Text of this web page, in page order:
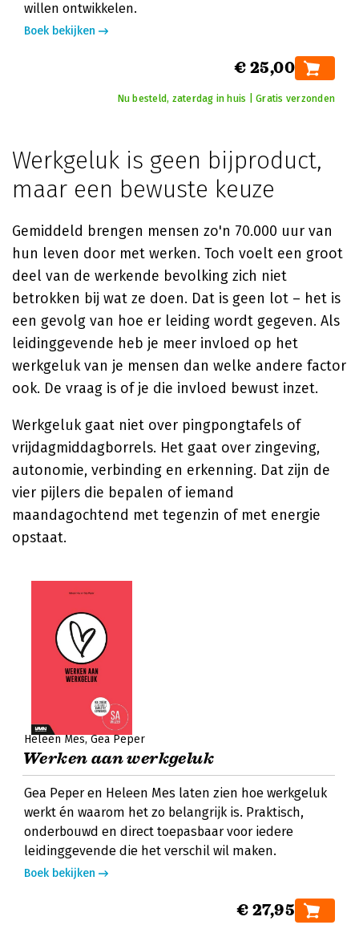
willen ontwikkelen.
Boek bekijken
€ 25,00
Nu besteld, zaterdag in huis | Gratis verzonden
Werkgeluk is geen bijproduct,
maar een bewuste keuze
Gemiddeld brengen mensen zo'n 70.000 uur van
hun leven door met werken. Toch voelt een groot
deel van de werkende bevolking zich niet
betrokken bij wat ze doen. Dat is geen lot – het is
een gevolg van hoe er leiding wordt gegeven. Als
leidinggevende heb je meer invloed op het
werkgeluk van je mensen dan welke andere factor
ook. De vraag is of je die invloed bewust inzet.
Werkgeluk gaat niet over pingpongtafels of
vrijdagmiddagborrels. Het gaat over zingeving,
autonomie, verbinding en erkenning. Dat zijn de
vier pijlers die bepalen of iemand
maandagochtend met tegenzin of met energie
opstaat.
Heleen Mes Gea Peper
Werken aan werkgeluk
Gea Peper en Heleen Mes laten zien hoe werkgeluk
werkt én waarom het zo belangrijk is. Praktisch,
onderbouwd en direct toepasbaar voor iedere
leidinggevende die het verschil wil maken.
Boek bekijken
€ 27,95